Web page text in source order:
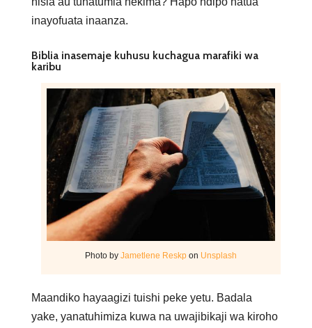
inayofuata inaanza.
Biblia inasemaje kuhusu kuchagua marafiki wa
karibu
Photo byJametlene Reskp on Unsplash
Maandiko hayaagizi tuishi peke yetu. Badala
yake, yanatuhimiza kuwa na uwajibikaji wa kiroho